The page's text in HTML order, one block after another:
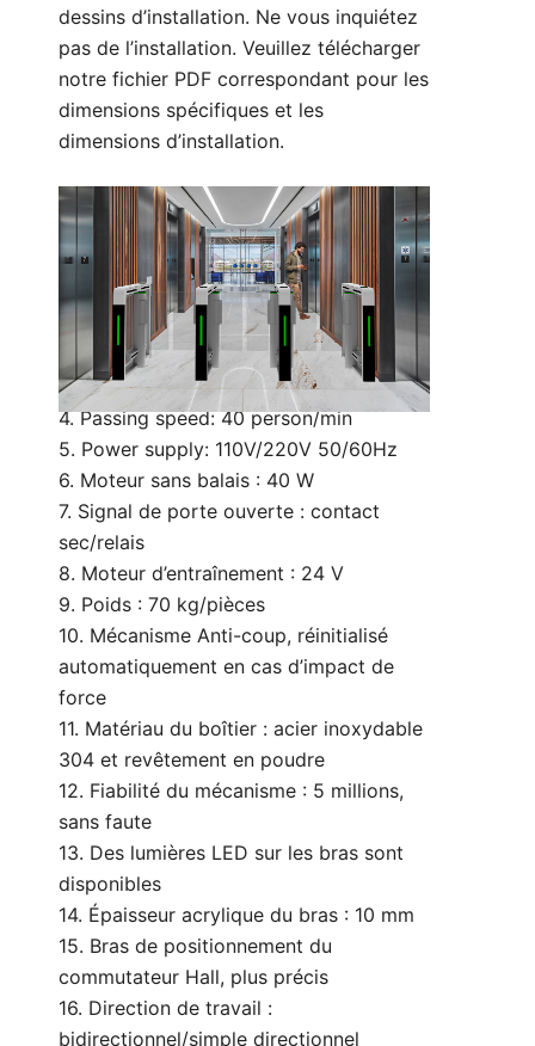
dessins d’installation. Ne vous inquiétez
pas de l’installation. Veuillez télécharger
notre fichier PDF correspondant pour les
dimensions spécifiques et les
dimensions d’installation.
Paramètres techniques :
1. Taille : 1400*150*1000 mm (peut être
personnalisé)
2. Largeur de voie : 600 mm (standard)
900 mm (handicapé)
3. Matériau du bras : Acrylique
4. Passing speed: 40 person/min
5. Power supply: 110V/220V 50/60Hz
6. Moteur sans balais : 40 W
7. Signal de porte ouverte : contact
sec/relais
8. Moteur d’entraînement : 24 V
9. Poids : 70 kg/pièces
10. Mécanisme Anti-coup, réinitialisé
automatiquement en cas d’impact de
force
11. Matériau du boîtier : acier inoxydable
304 et revêtement en poudre
12. Fiabilité du mécanisme : 5 millions,
sans faute
13. Des lumières LED sur les bras sont
disponibles
14. Épaisseur acrylique du bras : 10 mm
15. Bras de positionnement du
commutateur Hall, plus précis
16. Direction de travail :
bidirectionnel/simple directionnel